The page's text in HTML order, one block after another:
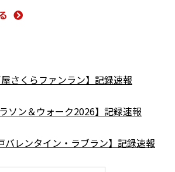
さくらファンラン】記録速報
ソン＆ウォーク2026】記録速報
バレンタイン・ラブラン】記録速報